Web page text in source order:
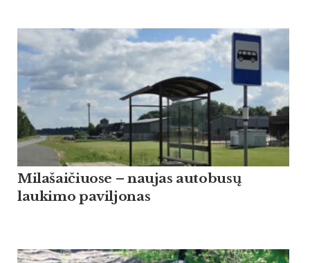
Milašaičiuose – naujas autobusų
laukimo paviljonas